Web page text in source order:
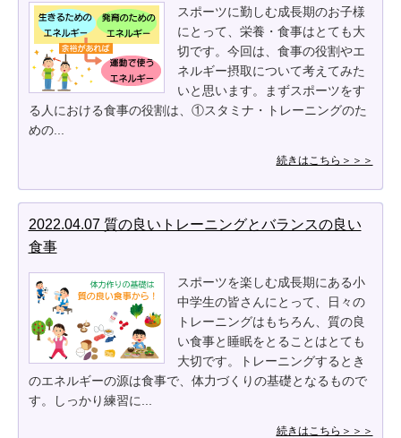
スポーツに勤しむ成長期のお子様
にとって、栄養・食事はとても大
切です。今回は、食事の役割やエ
ネルギー摂取について考えてみた
いと思います。まずスポーツをす
る人における食事の役割は、①スタミナ・トレーニングのた
めの...
続きはこちら＞＞＞
2022.04.07 質の良いトレーニングとバランスの良い
食事
スポーツを楽しむ成長期にある小
中学生の皆さんにとって、日々の
トレーニングはもちろん、質の良
い食事と睡眠をとることはとても
大切です。トレーニングするとき
のエネルギーの源は食事で、体力づくりの基礎となるもので
す。しっかり練習に...
続きはこちら＞＞＞